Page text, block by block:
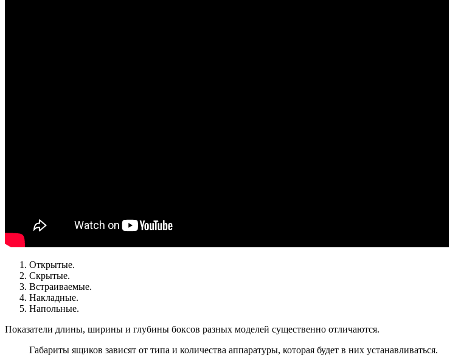
Открытые.
Скрытые.
Встраиваемые.
Накладные.
Напольные.
Показатели длины, ширины и глубины боксов разных моделей существенно отличаются.
Габариты ящиков зависят от типа и количества аппаратуры, которая будет в них устанавливаться.